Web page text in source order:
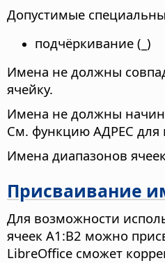
Допустимые
подчёркивание (_)
Имена не должны
ячейку.
Имена не должны
См. функцию АДРЕС для
Имена диапазонов
Присваивание
Для возможности
ячеек A1:B2 можно
LibreOffice сможет